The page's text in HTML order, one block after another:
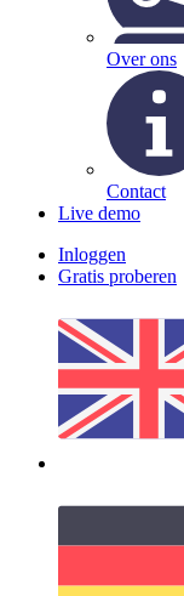
Over ons
Contact
Live demo
Inloggen
Gratis proberen